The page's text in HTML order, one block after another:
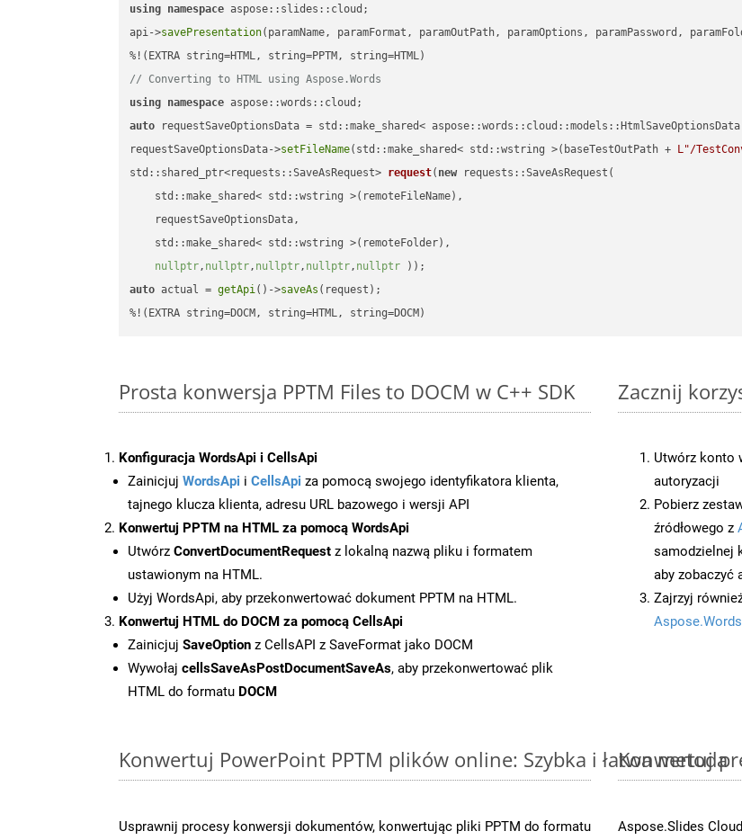
using namespace aspose::slides::cloud;
api->savePresentation(paramName, paramFormat, paramOutPath, paramOptions, paramPassword,
// Converting to HTML using Aspose.Words
using namespace
auto requestSaveOptionsData = std::make_shared<
requestSaveOptionsData->setFileName(std::make_shared< std::wstring >(baseTestOutPath + L"/
std::shared_ptr<requests::SaveAsRequest> request( new requests::SaveAsRequest(
    std::make_shared< std::wstring >(remoteFileName),
    requestSaveOptionsData,
    std::make_shared< std::wstring >(remoteFolder),
nullptr, nullptr, nullptr, nullptr, nullptr ))
auto actual = getApi()->saveAs (request);
%!(EXTRA string=DOCM, string=HTML, string=DOCM)
Prosta konwersja PPTM Files to DOCM w C++ SDK
Konfiguracja WordsApi i CellsApi
Zainicjuj WordsApi i CellsApi za pomocą swojego identyfikatora klienta,
tajnego klucza klienta, adresu URL bazowego i wersji API
Konwertuj PPTM na HTML za pomocą WordsApi
Utwórz ConvertDocumentRequest z lokalną nazwą pliku i formatem
ustawionym na HTML.
Użyj WordsApi, aby przekonwertować dokument PPTM na HTML.
Konwertuj HTML do DOCM za pomocą CellsApi
Zainicjuj SaveOption z CellsAPI z SaveFormat jako DOCM
Wywołaj cellsSaveAsPostDocumentSaveAs, aby przekonwertować plik
HTML do formatu DOCM
Zacznij
Utwórz konto
autoryzacji
Pobierz
źródłowego z
samodzielnej
aby zobaczyć
Zajrzyj
Aspose.Words
Konwertuj PowerPoint PPTM plików online: Szybka i łatwa metoda
Usprawnij procesy konwersji dokumentów, konwertując pliki PPTM do formatu
Konwertuj
Aspose.Slides